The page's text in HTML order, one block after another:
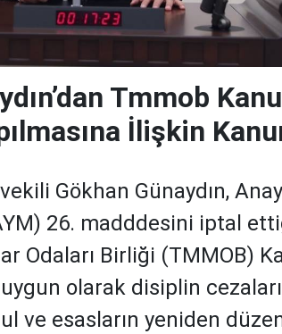
Tmmob
İlişkin
Gökhan Günaydın,
26. madddesini iptal
Odaları Birliği (TMMOB)
olarak disiplin
ve esasların yeniden